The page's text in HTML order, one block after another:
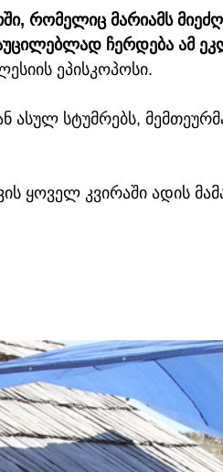
რომელიც მარიამს
ჩერდება ამ
ეპისკოპოსი.
ასულ სტუმრებს,
ყოველ კვირაში ადის